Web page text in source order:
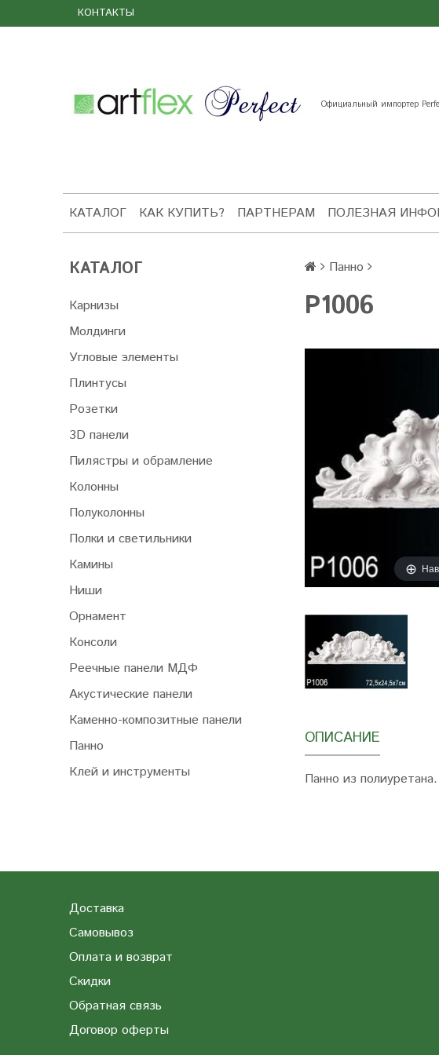
КОНТАКТЫ
Официальный импортер
КАТАЛОГ КАК КУПИТЬ? ПАРТНЕРАМ ПОЛЕЗНАЯ
КАТАЛОГ
Карнизы
Молдинги
Угловые элементы
Плинтусы
Розетки
3D панели
Пилястры и обрамление
Колонны
Полуколонны
Полки и светильники
Камины
Ниши
Орнамент
Консоли
Реечные панели МДФ
Акустические панели
Каменно-композитные панели
Панно
Клей и инструменты
Панно
P1006
ОПИСАНИЕ
Панно из полиуретана.
Доставка
Самовывоз
Оплата и возврат
Скидки
Обратная связь
Договор оферты